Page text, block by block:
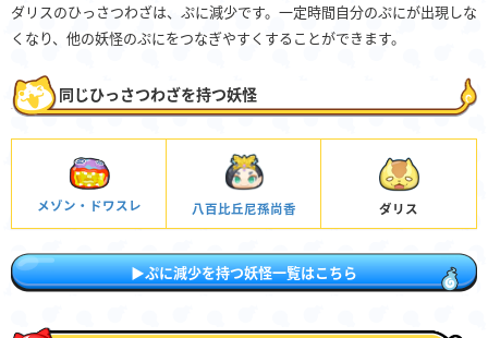
ダリスのひっさつわざは、ぷに減少です。一定時間自分のぷにが出現しな
くなり、他の妖怪のぷにをつなぎやすくすることができます。
同じひっさつわざを持つ妖怪
メゾン・ドワスレ 八百比丘尼孫尚香 ダリス
▶ぷに減少を持つ妖怪一覧はこちら